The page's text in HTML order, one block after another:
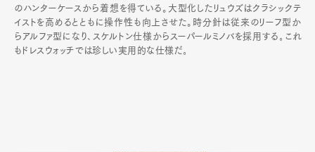
のハンターケースから着想を得ている。大型化したリュウズはクラシックテ
イストを高めるとともに操作性も向上させた。時分針は従来のリーフ型か
らアルファ型になり､スケルトン仕様からスーパールミノバを採用する｡これ
もドレスウォッチでは珍しい実用的な仕様だ｡